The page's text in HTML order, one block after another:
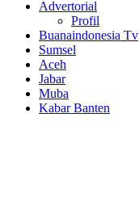
Advertorial
Profil
Buanaindonesia Tv
Sumsel
Aceh
Jabar
Muba
Kabar Banten